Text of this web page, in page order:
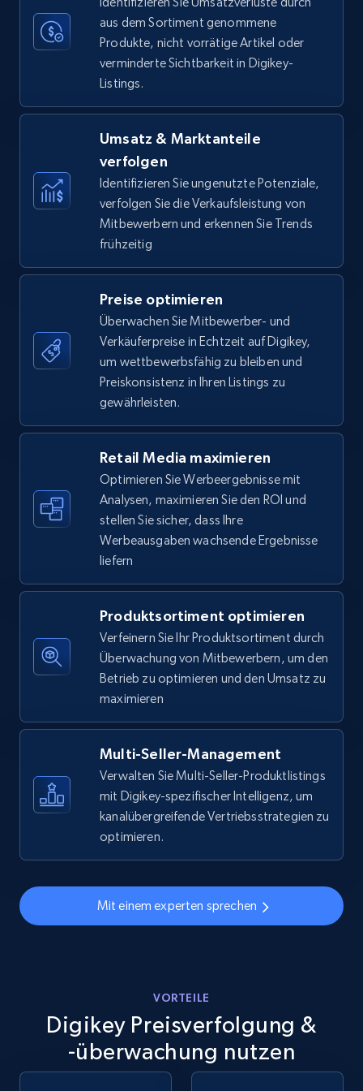
rating object, Product rating max, Rating,
Author name, Asin, and more.
7.4K+ 871+ Jetzt anfangen
Specifications, Image urls, Top reviews, and
5.6K+ 876+ Jetzt anfangen
using specific category URL
URL, Final price, Sku, Currency, Gtin,
Specifications, Image urls, Top reviews, and
more.
876+
Walmart - products - Collects products by
specific keywords
URL, Final price, Sku, Currency, Gtin,
more.
876+ Jetzt anfangen
URL, Final price, Sku, Currency, Gtin,
Specifications, Image urls, Top reviews, and
TikTok Shop
URL, Title, Available, Description, Currency, Initial
aus dem Sortiment genommene
Produkte, nicht vorrätige Artikel oder
verminderte Sichtbarkeit in Digikey-
Listings.
Umsatz & Marktanteile
verfolgen
Identifizieren Sie ungenutzte Potenziale,
verfolgen Sie die Verkaufsleistung von
Mitbewerbern und erkennen Sie Trends
frühzeitig
Preise optimieren
Überwachen Sie Mitbewerber- und
Verkäuferpreise in Echtzeit auf Digikey,
um wettbewerbsfähig zu bleiben und
Preiskonsistenz in Ihren Listings zu
gewährleisten.
Retail Media maximieren
Optimieren Sie Werbeergebnisse mit
Analysen, maximieren Sie den ROI und
stellen Sie sicher, dass Ihre
Werbeausgaben wachsende Ergebnisse
liefern
Produktsortiment optimieren
Verfeinern Sie Ihr Produktsortiment durch
Überwachung von Mitbewerbern, um den
Betrieb zu optimieren und den Umsatz zu
maximieren
Multi-Seller-Management
Verwalten Sie Multi-Seller-Produktlistings
mit Digikey-spezifischer Intelligenz, um
kanalübergreifende Vertriebsstrategien zu
optimieren.
Mit einem experten sprechen
VORTEILE
Digikey Preisverfolgung &
-überwachung nutzen